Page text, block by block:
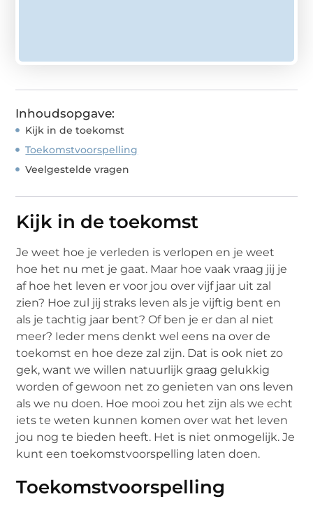
Inhoudsopgave:
Kijk in de toekomst
Toekomstvoorspelling
Veelgestelde vragen
Kijk in de toekomst
Je weet hoe je verleden is verlopen en je weet
hoe het nu met je gaat. Maar hoe vaak vraag jij je
af hoe het leven er voor jou over vijf jaar uit zal
zien? Hoe zul jij straks leven als je vijftig bent en
als je tachtig jaar bent? Of ben je er dan al niet
meer? Ieder mens denkt wel eens na over de
toekomst en hoe deze zal zijn. Dat is ook niet zo
gek, want we willen natuurlijk graag gelukkig
worden of gewoon net zo genieten van ons leven
als we nu doen. Hoe mooi zou het zijn als we echt
iets te weten kunnen komen over wat het leven
jou nog te bieden heeft. Het is niet onmogelijk. Je
kunt een toekomstvoorspelling laten doen.
Toekomstvoorspelling